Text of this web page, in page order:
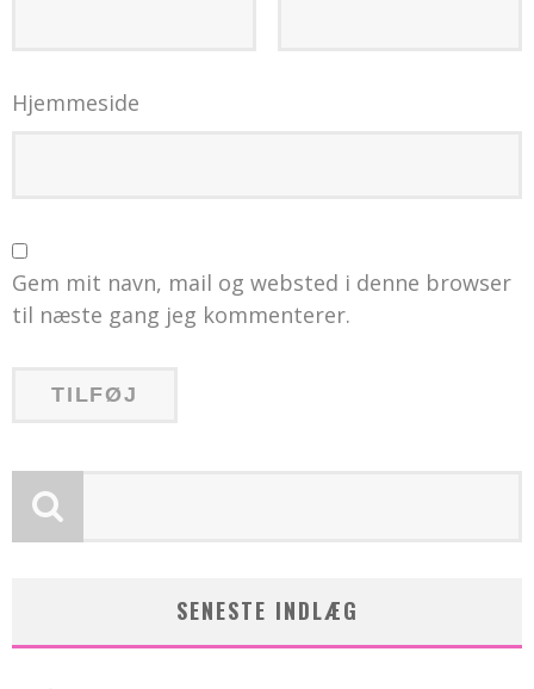
Hjemmeside
Gem mit navn, mail og websted i denne browser
til næste gang jeg kommenterer.
SENESTE INDLÆG